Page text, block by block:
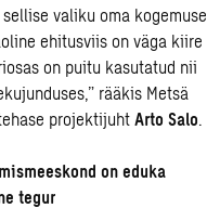
valiku oma kogemuse
ehitusviis on väga kiire
on puitu kasutatud nii
rääkis Metsä
projektijuhtArto Salo.
on eduka
tegur